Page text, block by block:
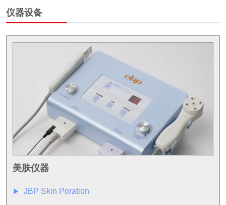
仪器设备
美肤仪器
▶︎ JBP Skin Poration